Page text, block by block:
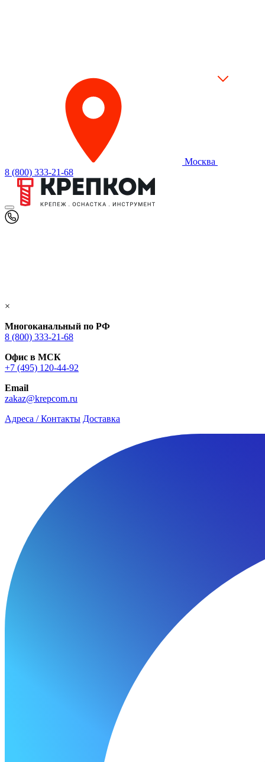
Москва
8 (800) 333-21-68
×
Многоканальный по РФ
8 (800) 333‑21-68
Офис в МСК
+7 (495) 120-44-92
Email
zakaz@krepcom.ru
Адреса / Контакты Доставка